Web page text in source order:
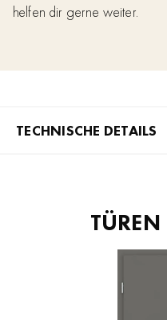
helfen dir gerne weiter.
TECHNISCHE DETAILS
TÜREN